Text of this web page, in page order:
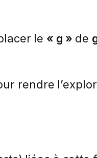
le « g » de
rendre